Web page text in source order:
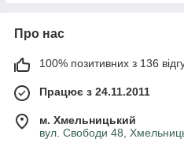
Про нас
100% позитивних з 136
Працює з 24.11.2011
м. Хмельницький
вул. Свободи 48,